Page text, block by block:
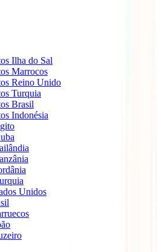
Ilha do Sal
Marrocos
Reino Unido
Turquia
Brasil
Indonésia
Unidos